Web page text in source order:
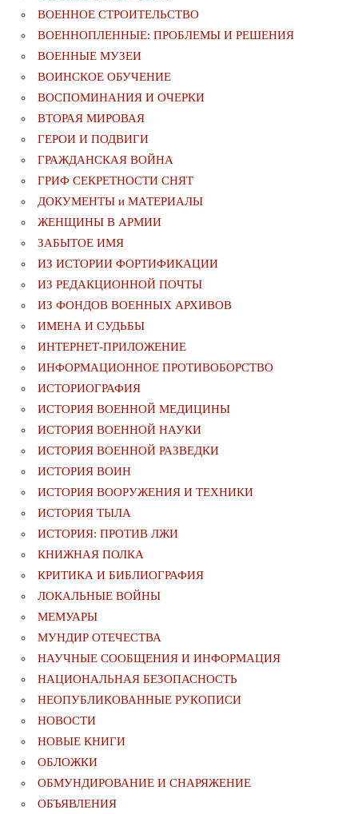
ВОЕННОЕ СТРОИТЕЛЬСТВО
ВОЕННОПЛЕННЫЕ: ПРОБЛЕМЫ И РЕШЕНИЯ
ВОЕННЫЕ МУЗЕИ
ВОИНСКОЕ ОБУЧЕНИЕ
ВОСПОМИНАНИЯ И ОЧЕРКИ
ВТОРАЯ МИРОВАЯ
ГЕРОИ И ПОДВИГИ
ГРАЖДАНСКАЯ ВОЙНА
ГРИФ СЕКРЕТНОСТИ СНЯТ
ДОКУМЕНТЫ и МАТЕРИАЛЫ
ЖЕНЩИНЫ В АРМИИ
ЗАБЫТОЕ ИМЯ
ИЗ ИСТОРИИ ФОРТИФИКАЦИИ
ИЗ РЕДАКЦИОННОЙ ПОЧТЫ
ИЗ ФОНДОВ ВОЕННЫХ АРХИВОВ
ИМЕНА И СУДЬБЫ
ИНТЕРНЕТ-ПРИЛОЖЕНИЕ
ИНФОРМАЦИОННОЕ ПРОТИВОБОРСТВО
ИСТОРИОГРАФИЯ
ИСТОРИЯ ВОЕННОЙ МЕДИЦИНЫ
ИСТОРИЯ ВОЕННОЙ НАУКИ
ИСТОРИЯ ВОЕННОЙ РАЗВЕДКИ
ИСТОРИЯ ВОИН
ИСТОРИЯ ВООРУЖЕНИЯ И ТЕХНИКИ
ИСТОРИЯ ТЫЛА
ИСТОРИЯ: ПРОТИВ ЛЖИ
КНИЖНАЯ ПОЛКА
КРИТИКА И БИБЛИОГРАФИЯ
ЛОКАЛЬНЫЕ ВОЙНЫ
МЕМУАРЫ
МУНДИР ОТЕЧЕСТВА
НАУЧНЫЕ СООБЩЕНИЯ И ИНФОРМАЦИЯ
НАЦИОНАЛЬНАЯ БЕЗОПАСНОСТЬ
НЕОПУБЛИКОВАННЫЕ РУКОПИСИ
НОВОСТИ
НОВЫЕ КНИГИ
ОБЛОЖКИ
ОБМУНДИРОВАНИЕ И СНАРЯЖЕНИЕ
ОБЪЯВЛЕНИЯ